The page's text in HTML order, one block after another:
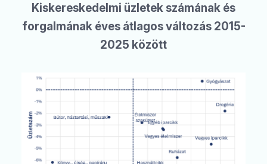
Kiskereskedelmi üzletek számának és
forgalmának éves átlagos változás 2015-
2025 között